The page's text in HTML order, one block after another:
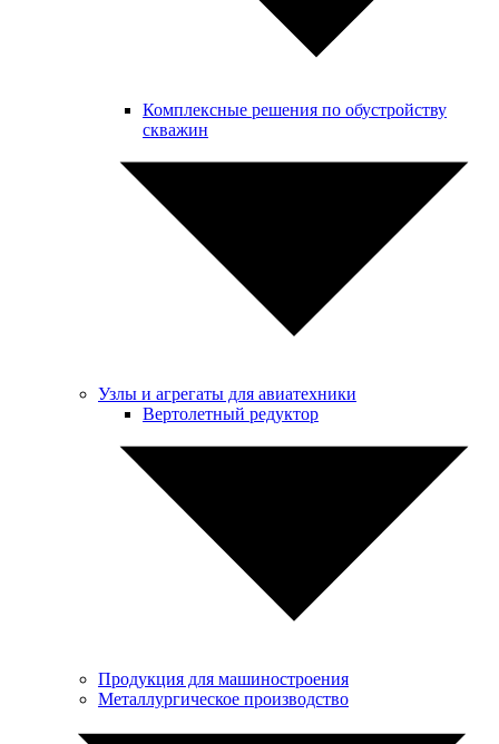
Комплексные решения по обустройству
скважин
Узлы и агрегаты для авиатехники
Вертолетный редуктор
Продукция для машиностроения
Металлургическое производство